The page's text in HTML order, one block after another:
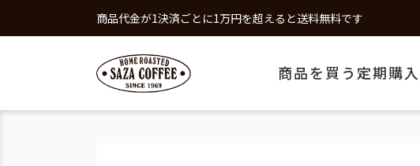
商品代金が1決済ごとに1万円を超えると送料無料です
商品を買う 定期購入